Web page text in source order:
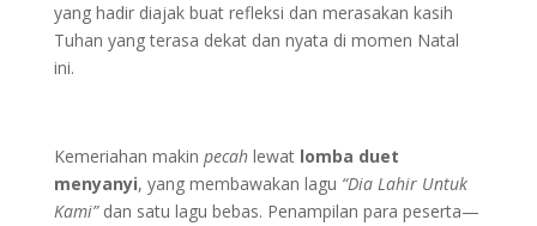
yang hadir diajak buat refleksi dan merasakan kasih
Tuhan yang terasa dekat dan nyata di momen Natal
ini.
Kemeriahan makin pecahlewat lomba duet
menyanyi, yang membawakan lagu “Dia Lahir Untuk
Kami”dan satu lagu bebas. Penampilan para peserta—